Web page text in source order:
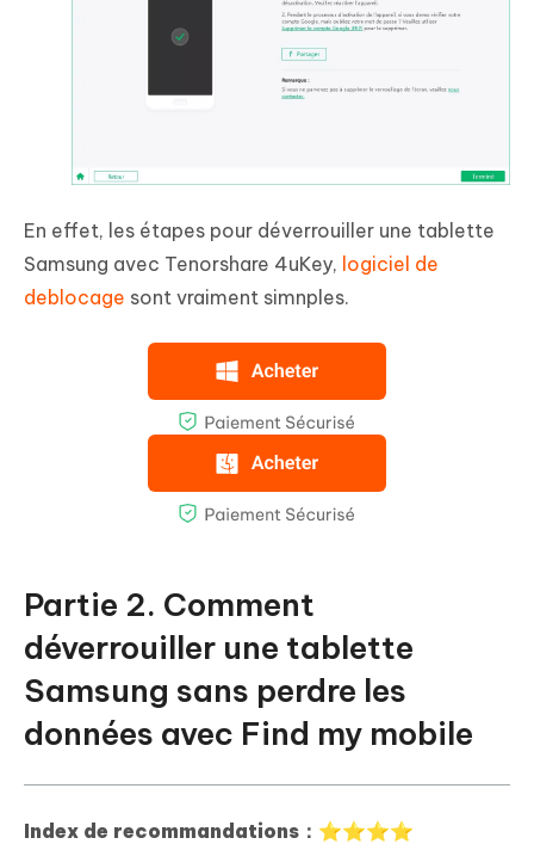
En effet, les étapes pour déverrouiller une tablette
Samsung avec Tenorshare 4uKey, logiciel de
deblocage sont vraiment simnples.
Partie 2. Comment
déverrouiller une tablette
Samsung sans perdre les
données avec Find my mobile
Index de recommandations：⭐⭐⭐⭐